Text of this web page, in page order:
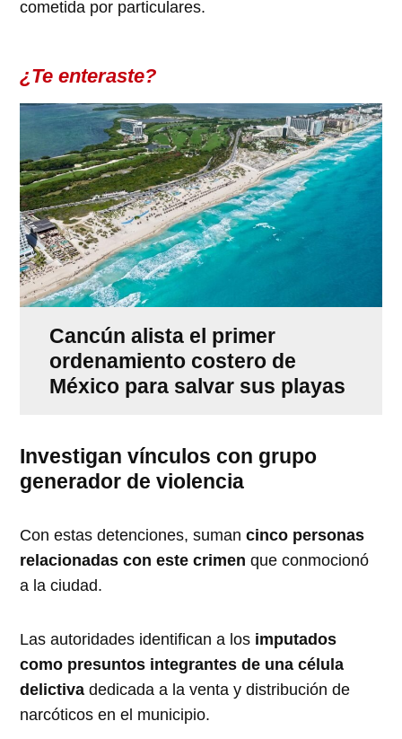
cometida por particulares.
¿Te enteraste?
Cancún alista el primer
ordenamiento costero de
México para salvar sus playas
Investigan vínculos con grupo
generador de violencia
Con estas detenciones, suman cinco personas
relacionadas con este crimenque conmocionó
a la ciudad.
Las autoridades identifican a los imputados
como presuntos integrantes de una célula
delictivadedicada a la venta y distribución de
narcóticos en el municipio.